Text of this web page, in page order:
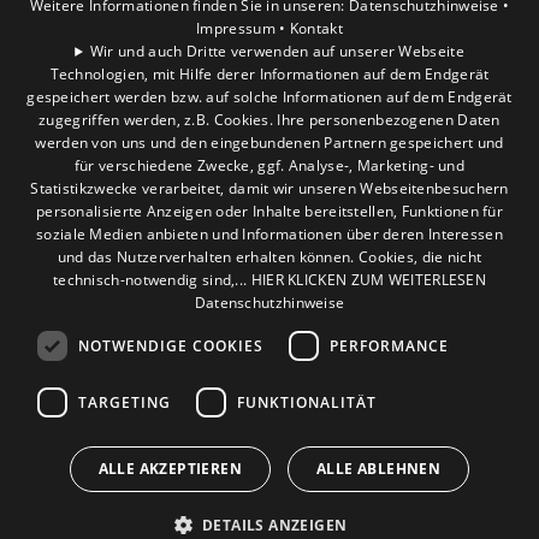
Solekreises sowie die Überprüfung des
Frostschutzgehalts der Soleleitungen.
Grundwasseranlagen
Bei Grundwasseranlagen müssen die
Brunnenwasserqualität sowie die
Wasserstände kontrolliert werden.
JETZT DIE WARTUNG DIREKT
COOKIE-EINSTELLUNGEN ÖFFNEN
Weitere Informationen finden Sie in unseren: Datenschutzhinweise •
Impressum • Kontakt
Wir und auch Dritte verwenden auf unserer Webseite
Technologien, mit Hilfe derer Informationen auf dem Endgerät
gespeichert werden bzw. auf solche Informationen auf dem Endgerät
zugegriffen werden, z.B. Cookies. Ihre personenbezogenen Daten
werden von uns und den eingebundenen Partnern gespeichert und
für verschiedene Zwecke, ggf. Analyse-, Marketing- und
Statistikzwecke verarbeitet, damit wir unseren Webseitenbesuchern
personalisierte Anzeigen oder Inhalte bereitstellen, Funktionen für
soziale Medien anbieten und Informationen über deren Interessen
und das Nutzerverhalten erhalten können. Cookies, die nicht
technisch-notwendig sind,... HIER KLICKEN ZUM WEITERLESEN
Datenschutzhinweise
NOTWENDIGE COOKIES PERFORMANCE
TARGETING FUNKTIONALITÄT
ALLE AKZEPTIEREN ALLE ABLEHNEN
DETAILS ANZEIGEN